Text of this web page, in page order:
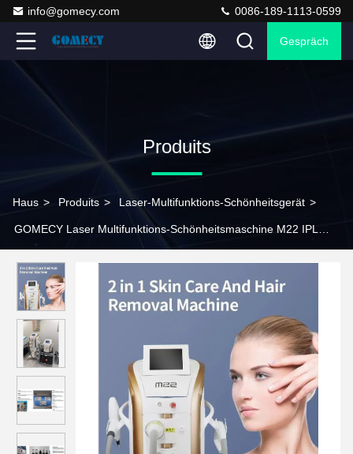
info@gomecy.com 0086-189-1113-0599
Gespräch
Produits
Haus > Produits > Laser-Multifunktions-Schönheitsgerät >
GOMECY Laser Multifunktions-Schönheitsmaschine M22 IPL